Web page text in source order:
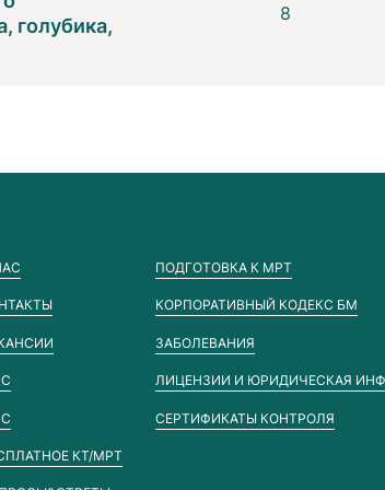
голубика,
8
КТ/МРТ
ПОДГОТОВКА К МРТ
КОРПОРАТИВНЫЙ КОДЕКС БМ
ЗАБОЛЕВАНИЯ
ЛИЦЕНЗИИ И ЮРИДИЧЕСКАЯ
СЕРТИФИКАТЫ КОНТРОЛЯ